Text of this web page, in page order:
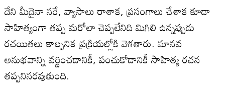
దేని మీదైనా సరే, వ్యాసాలు రాశాక, ప్రసంగాలు చేశాక కూడా
సాహిత్యంగా త‌ప్ప మ‌రోలా చెప్ప‌లేనిది మిగిలి ఉన్నప్పుడు
రచయితలు కాల్పనిక ప్రక్రియల్లోకి వెళతారు. మానవ
అనుభవాన్ని వర్ణించడానికీ, పంచుకోడానికీ సాహిత్య రచన
తప్పనిసరవుతుంది.